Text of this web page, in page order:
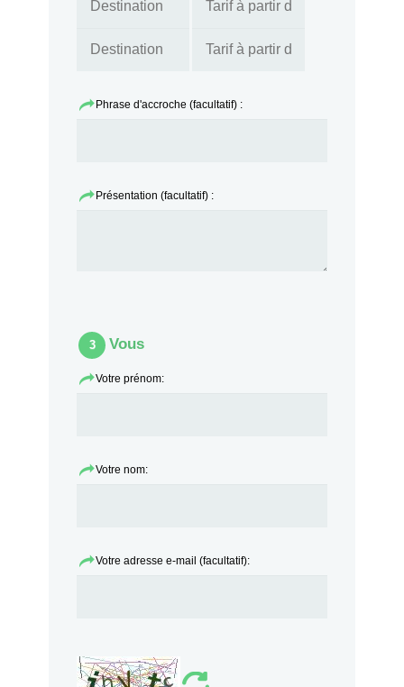
Phrase d'accroche (facultatif) :
Présentation (facultatif) :
3 Vous
Votre prénom:
Votre nom:
Votre adresse e-mail (facultatif):